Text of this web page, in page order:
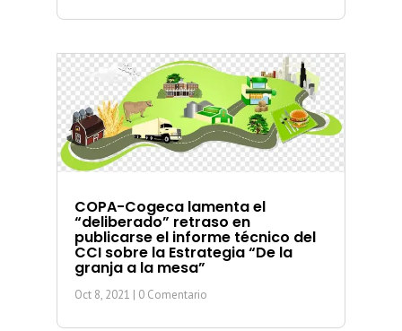
COPA-Cogeca lamenta el
“deliberado” retraso en
publicarse el informe técnico del
CCI sobre la Estrategia “De la
granja a la mesa”
Oct 8, 2021 | 0 Comentario